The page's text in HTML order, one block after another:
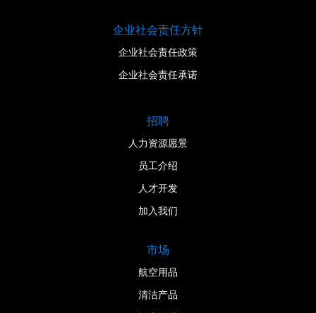
企业社会责任方针
企业社会责任政策
企业社会责任承诺
招聘
人力资源愿景
员工介绍
人才开发
加入我们
市场
航空用品
清洁产品